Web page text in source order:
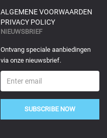
ALGEMENE VOORWAARDEN
PRIVACY POLICY
NIEUWSBRIEF
Ontvang speciale aanbiedingen
via onze nieuwsbrief.
SUBSCRIBE NOW